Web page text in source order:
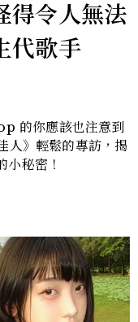
得令人無法
代歌手
的你應該也注意到
人》輕鬆的專訪，揭
小秘密！